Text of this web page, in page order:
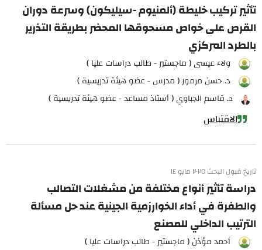
تأثير تركيب خليطة (ألمنيوم -سيليكون) وسرعة دوران
القرص على خواص مسحوقها المحضر بطريقة التذرير
بالطرد المركزي
ولاء عيسى ( ماجستير - طالب دراسات عليا )
د. حسن مرمور ( مدرس - عضو هيئة تدريسية )
د. قاسم الجباوي ( أستاذ مساعد - عضو هيئة تدريسية )
الاقتباس
تاريخ قبول البحث ٢٠٢٥ مايو ١٤
دراسة تأثير أنواع مختلفة من مشغلات التصالب
والطفرة في أداء الخوارزمية الجينية عند حل مسألة
الترتيب الداخلي للمصنع
أحمد مؤذن ( ماجستير - طالب دراسات عليا )